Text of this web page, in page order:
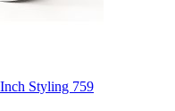
Styling 759